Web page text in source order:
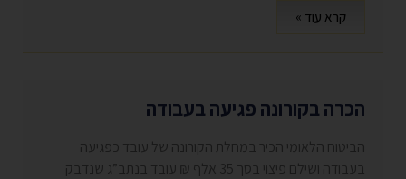
קרא עוד »
הכרה בקורונה פגיעה בעבודה
הביטוח הלאומי הכיר במחלת הקורונה של עובד כפגיעה
בעבודה ושילם פיצוי בסך 35 אלף ₪ עובד בנתב”ג שנדבק